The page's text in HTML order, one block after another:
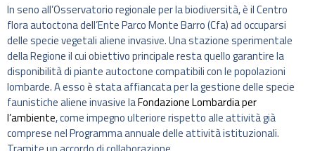
In seno all’Osservatorio regionale per la biodiversità, è il Centro
flora autoctona dell’Ente Parco Monte Barro (Cfa) ad occuparsi
delle specie vegetali aliene invasive. Una stazione sperimentale
della Regione il cui obiettivo principale resta quello garantire la
disponibilità di piante autoctone compatibili con le popolazioni
lombarde. A esso è stata affiancata per la gestione delle specie
faunistiche aliene invasive laFondazione Lombardia per
l’ambiente, come impegno ulteriore rispetto alle attività già
comprese nel Programma annuale delle attività istituzionali.